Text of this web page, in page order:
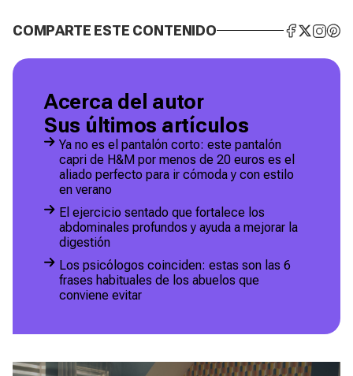
COMPARTE ESTE CONTENIDO
Acerca del autor
Sus últimos artículos
Ya no es el pantalón corto: este pantalón
capri de H&M por menos de 20 euros es el
aliado perfecto para ir cómoda y con estilo
en verano
El ejercicio sentado que fortalece los
abdominales profundos y ayuda a mejorar la
digestión
Los psicólogos coinciden: estas son las 6
frases habituales de los abuelos que
conviene evitar